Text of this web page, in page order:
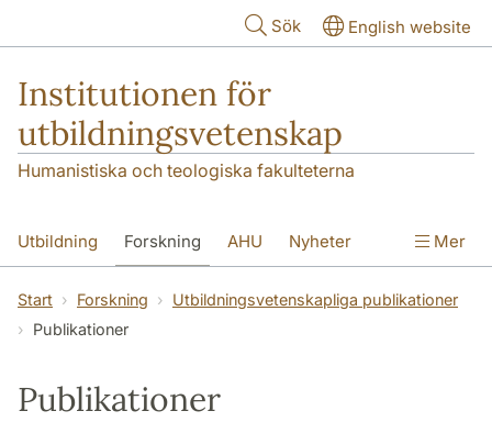
Sök English website
Institutionen för
utbildningsvetenskap
Humanistiska och teologiska fakulteterna
Utbildning Forskning AHU Nyheter
Kontakt Om institutionen
Mer
Start Forskning
Utbildningsvetenskapliga publikationer
Publikationer
Publikationer